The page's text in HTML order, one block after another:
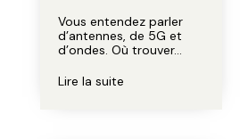
Vous entendez parler
d’antennes, de 5G et
d’ondes. Où trouver…
Lire la suite